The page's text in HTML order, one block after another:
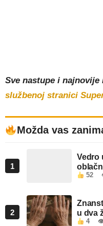
Sve nastupe i
službenoj stranici
Možda vas
1
Vedro
52
2
u dva
4